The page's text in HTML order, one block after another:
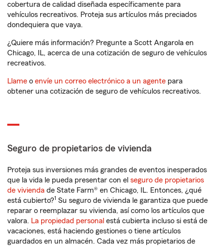
cobertura de calidad diseñada específicamente para
vehículos recreativos. Proteja sus artículos más preciados
dondequiera que vaya.
¿Quiere más información? Pregunte a Scott Angarola en
Chicago, IL, acerca de una cotización de seguro de vehículos
recreativos.
Llame o envíe un correo electrónico a un agente para
obtener una cotización de seguro de vehículos recreativos.
Seguro de propietarios de vivienda
Proteja sus inversiones más grandes de eventos inesperados
que la vida le pueda presentar con el seguro de propietarios
de vivienda de State Farm® en Chicago, IL. Entonces, ¿qué
está cubierto?1 Su seguro de vivienda le garantiza que puede
reparar o reemplazar su vivienda, así como los artículos que
valora. La propiedad personal está cubierta incluso si está de
vacaciones, está haciendo gestiones o tiene artículos
guardados en un almacén. Cada vez más propietarios de